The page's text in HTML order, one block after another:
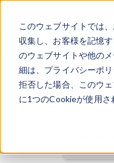
このウェブサイトでは
収集し、お客様を記憶
のウェブサイトや他の
細は、プライバシーポリ
拒否した場合、このウ
に1つのCookieが使用さ